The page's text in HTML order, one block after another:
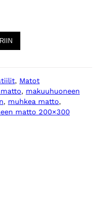
, Matot
, makuuhuoneen
, muhkea matto
matto 200×300